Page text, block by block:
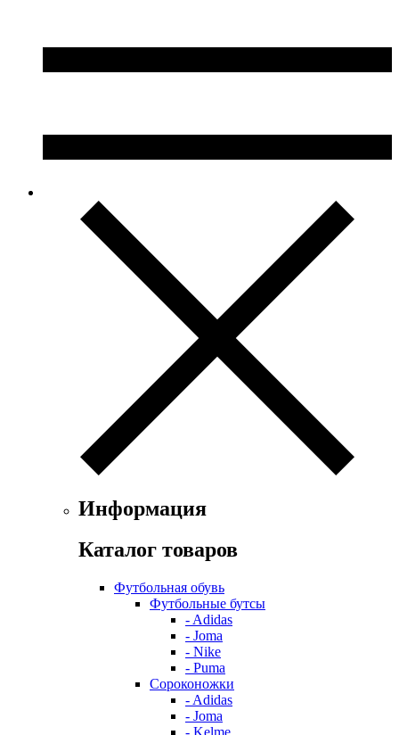
Информация
Каталог товаров
Футбольная обувь
Футбольные бутсы
- Adidas
- Joma
- Nike
- Puma
Сороконожки
- Adidas
- Joma